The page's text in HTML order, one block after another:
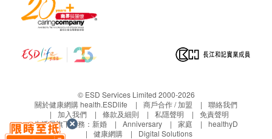
血肌酸酐
鉀
尿素
重碳酸鹽
游離甲狀腺素
促甲狀腺激素
© ESD Services Limited 2000-2026
關於健康網購 health.ESDlife
商戶合作 / 加盟
聯絡我們
加入我們
條款及細則 私隱聲明
免責聲明
生活易旗下業務： 新婚 Anniversary 家庭
healthyD
健康網購
Digital Solutions